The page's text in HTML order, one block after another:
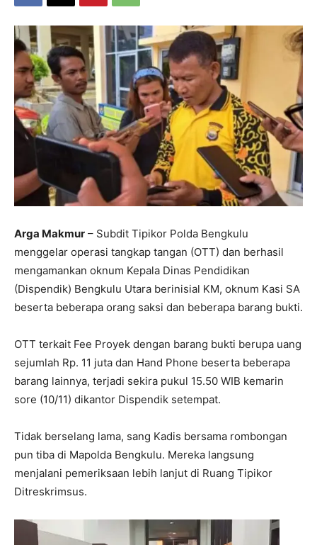
Arga Makmur – Subdit Tipikor Polda Bengkulu
menggelar operasi tangkap tangan (OTT) dan berhasil
mengamankan oknum Kepala Dinas Pendidikan
(Dispendik) Bengkulu Utara berinisial KM, oknum Kasi SA
beserta beberapa orang saksi dan beberapa barang bukti.
OTT terkait Fee Proyek dengan barang bukti berupa uang
sejumlah Rp. 11 juta dan Hand Phone beserta beberapa
barang lainnya, terjadi sekira pukul 15.50 WIB kemarin
sore (10/11) dikantor Dispendik setempat.
Tidak berselang lama, sang Kadis bersama rombongan
pun tiba di Mapolda Bengkulu. Mereka langsung
menjalani pemeriksaan lebih lanjut di Ruang Tipikor
Ditreskrimsus.